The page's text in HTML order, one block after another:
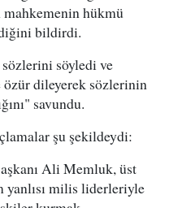
mahkemenin hükmü
bildirdi.
söyledi ve
dileyerek sözlerinin
savundu.
şu şekildeydi:
Ali Memluk, üst
milis liderleriyle